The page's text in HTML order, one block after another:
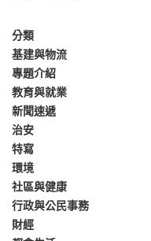
分類
基建與物流
專題介紹
教育與就業
新聞速遞
治安
特寫
環境
社區與健康
行政與公民事務
財經